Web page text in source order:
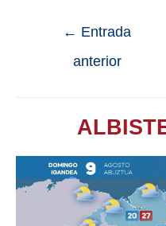
← Entrada
anterior